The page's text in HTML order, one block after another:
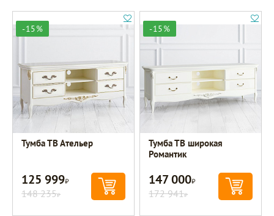
-15%
Тумба ТВ Ательер
125 999Р
148 235Р
-15%
Тумба ТВ широкая
Романтик
147 000Р
172 941Р